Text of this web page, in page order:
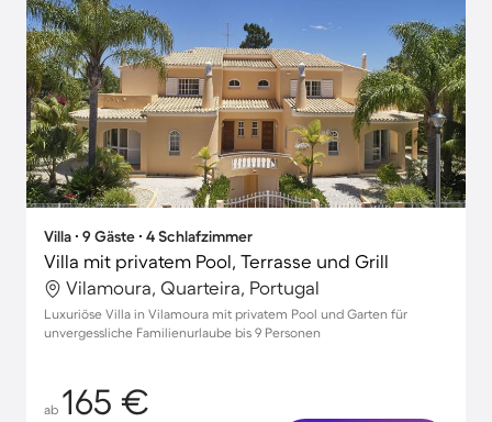
Villa ∙ 9 Gäste ∙ 4 Schlafzimmer
Villa mit privatem Pool, Terrasse und Grill
Vilamoura, Quarteira, Portugal
Luxuriöse Villa in Vilamoura mit privatem Pool und Garten für
unvergessliche Familienurlaube bis 9 Personen
ab 165 €